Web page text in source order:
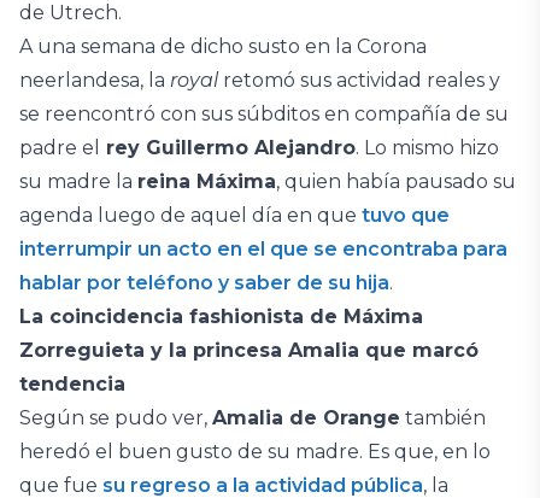
de Utrech.
A una semana de dicho susto en la Corona
neerlandesa, la royalretomó sus actividad reales y
se reencontró con sus súbditos en compañía de su
padre el
rey Guillermo Alejandro. Lo mismo hizo
su madre la reina Máxima, quien había pausado su
agenda luego de aquel día en que tuvo que
interrumpir un acto en el que se encontraba para
hablar por teléfono y saber de su hija.
La coincidencia fashionista de Máxima
Zorreguieta y la princesa Amalia que marcó
tendencia
Según se pudo ver, Amalia de Orange también
heredó el buen gusto de su madre. Es que, en lo
que fue su regreso a la actividad pública, la